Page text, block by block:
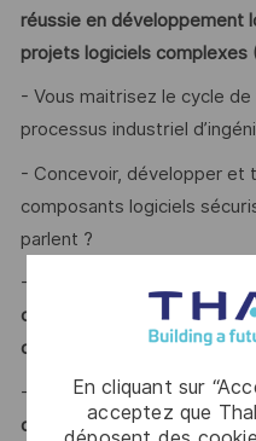
En cliquant sur
acceptez que
réussie en développement
projets logiciels complexes
- Vous maitrisez le cycle
processus industriel
- Concevoir, développer et
composants logiciels
parlent ?
- Vous êtes à l’aise avec la
code/intégration continue et
ou d’Agile ?
- Vous disposez d’une
qualités relationnelles et